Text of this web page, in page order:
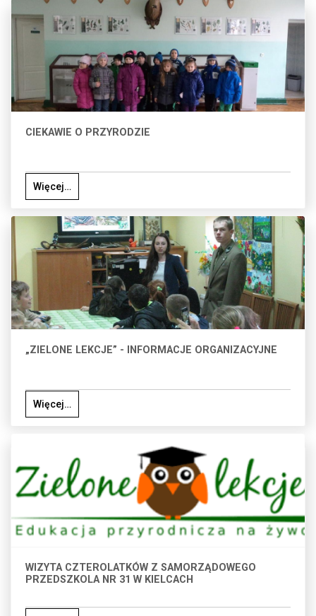
CIEKAWIE O PRZYRODZIE
Więcej…
„ZIELONE LEKCJE” - INFORMACJE ORGANIZACYJNE
Więcej…
WIZYTA CZTEROLATKÓW Z SAMORZĄDOWEGO
PRZEDSZKOLA NR 31 W KIELCACH